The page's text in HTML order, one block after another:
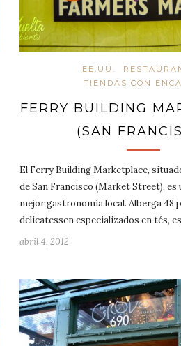
EE.UU.
TIENDAS CON
FERRY BUILDING
(SAN
El Ferry Building Marketplace,
de San Francisco (Market Street), es
mejor gastronomía local. Alberga 48
delicatessen especializados en tés,
abril 4, 2012